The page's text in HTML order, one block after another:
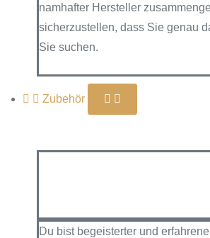
namhafter Hersteller
sicherzustellen, dass Sie genau
Sie suchen.
Zubehör
Du bist begeisterter und